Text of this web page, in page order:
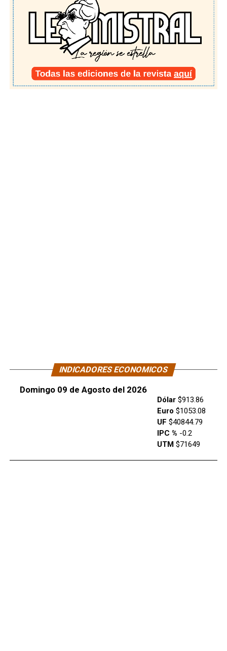
INDICADORES ECONOMICOS
Domingo 09 de Agosto del 2026
Dólar$913.86
Euro $1053.08
UF $40844.79
IPC % -0.2
UTM $71649